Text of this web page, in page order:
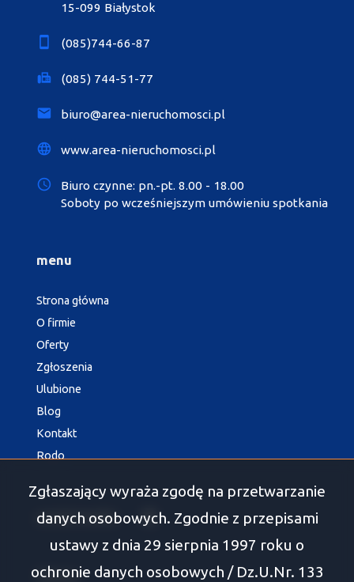
15-099 Białystok
(085)744-66-87
(085) 744-51-77
biuro@area-nieruchomosci.pl
www.area-nieruchomosci.pl
Biuro czynne: pn.-pt. 8.00 - 18.00
Soboty po wcześniejszym umówieniu spotkania
menu
Strona główna
O firmie
Oferty
Zgłoszenia
Ulubione
Blog
Kontakt
Rodo
social media Facebook
Oferty
Zgłaszający wyraża zgodę na przetwarzanie
danych osobowych. Zgodnie z przepisami
ustawy z dnia 29 sierpnia 1997 roku o
ochronie danych osobowych / Dz.U.Nr. 133